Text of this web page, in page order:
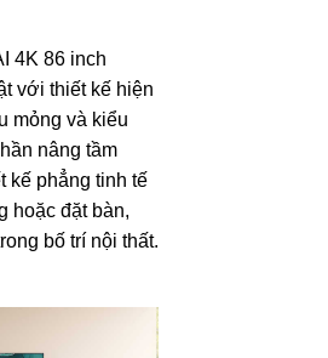
4K 86 inch
với thiết kế hiện
mỏng và kiểu
nâng tầm
kế phẳng tinh tế
hoặc đặt bàn,
bố trí nội thất.